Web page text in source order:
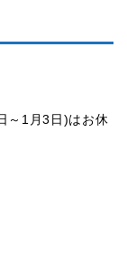
～1月3日)はお休